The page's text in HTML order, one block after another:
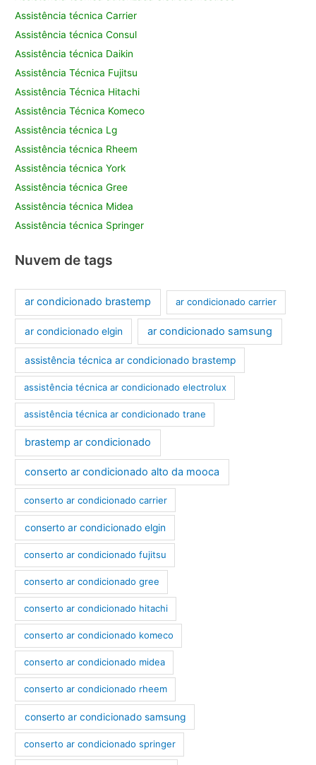
Assistência técnica Carrier
Assistência técnica Consul
Assistência técnica Daikin
Assistência Técnica Fujitsu
Assistência Técnica Hitachi
Assistência Técnica Komeco
Assistência técnica Lg
Assistência técnica Rheem
Assistência técnica York
Assistência técnica Gree
Assistência técnica Midea
Assistência técnica Springer
Nuvem de tags
ar condicionado brastemp ar condicionado carrier
ar condicionado elgin ar condicionado samsung
assistência técnica ar condicionado brastemp
assistência técnica ar condicionado electrolux
assistência técnica ar condicionado trane
brastemp ar condicionado
conserto ar condicionado alto da mooca
conserto ar condicionado carrier
conserto ar condicionado elgin
conserto ar condicionado fujitsu
conserto ar condicionado gree
conserto ar condicionado hitachi
conserto ar condicionado komeco
conserto ar condicionado midea
conserto ar condicionado rheem
conserto ar condicionado samsung
conserto ar condicionado springer